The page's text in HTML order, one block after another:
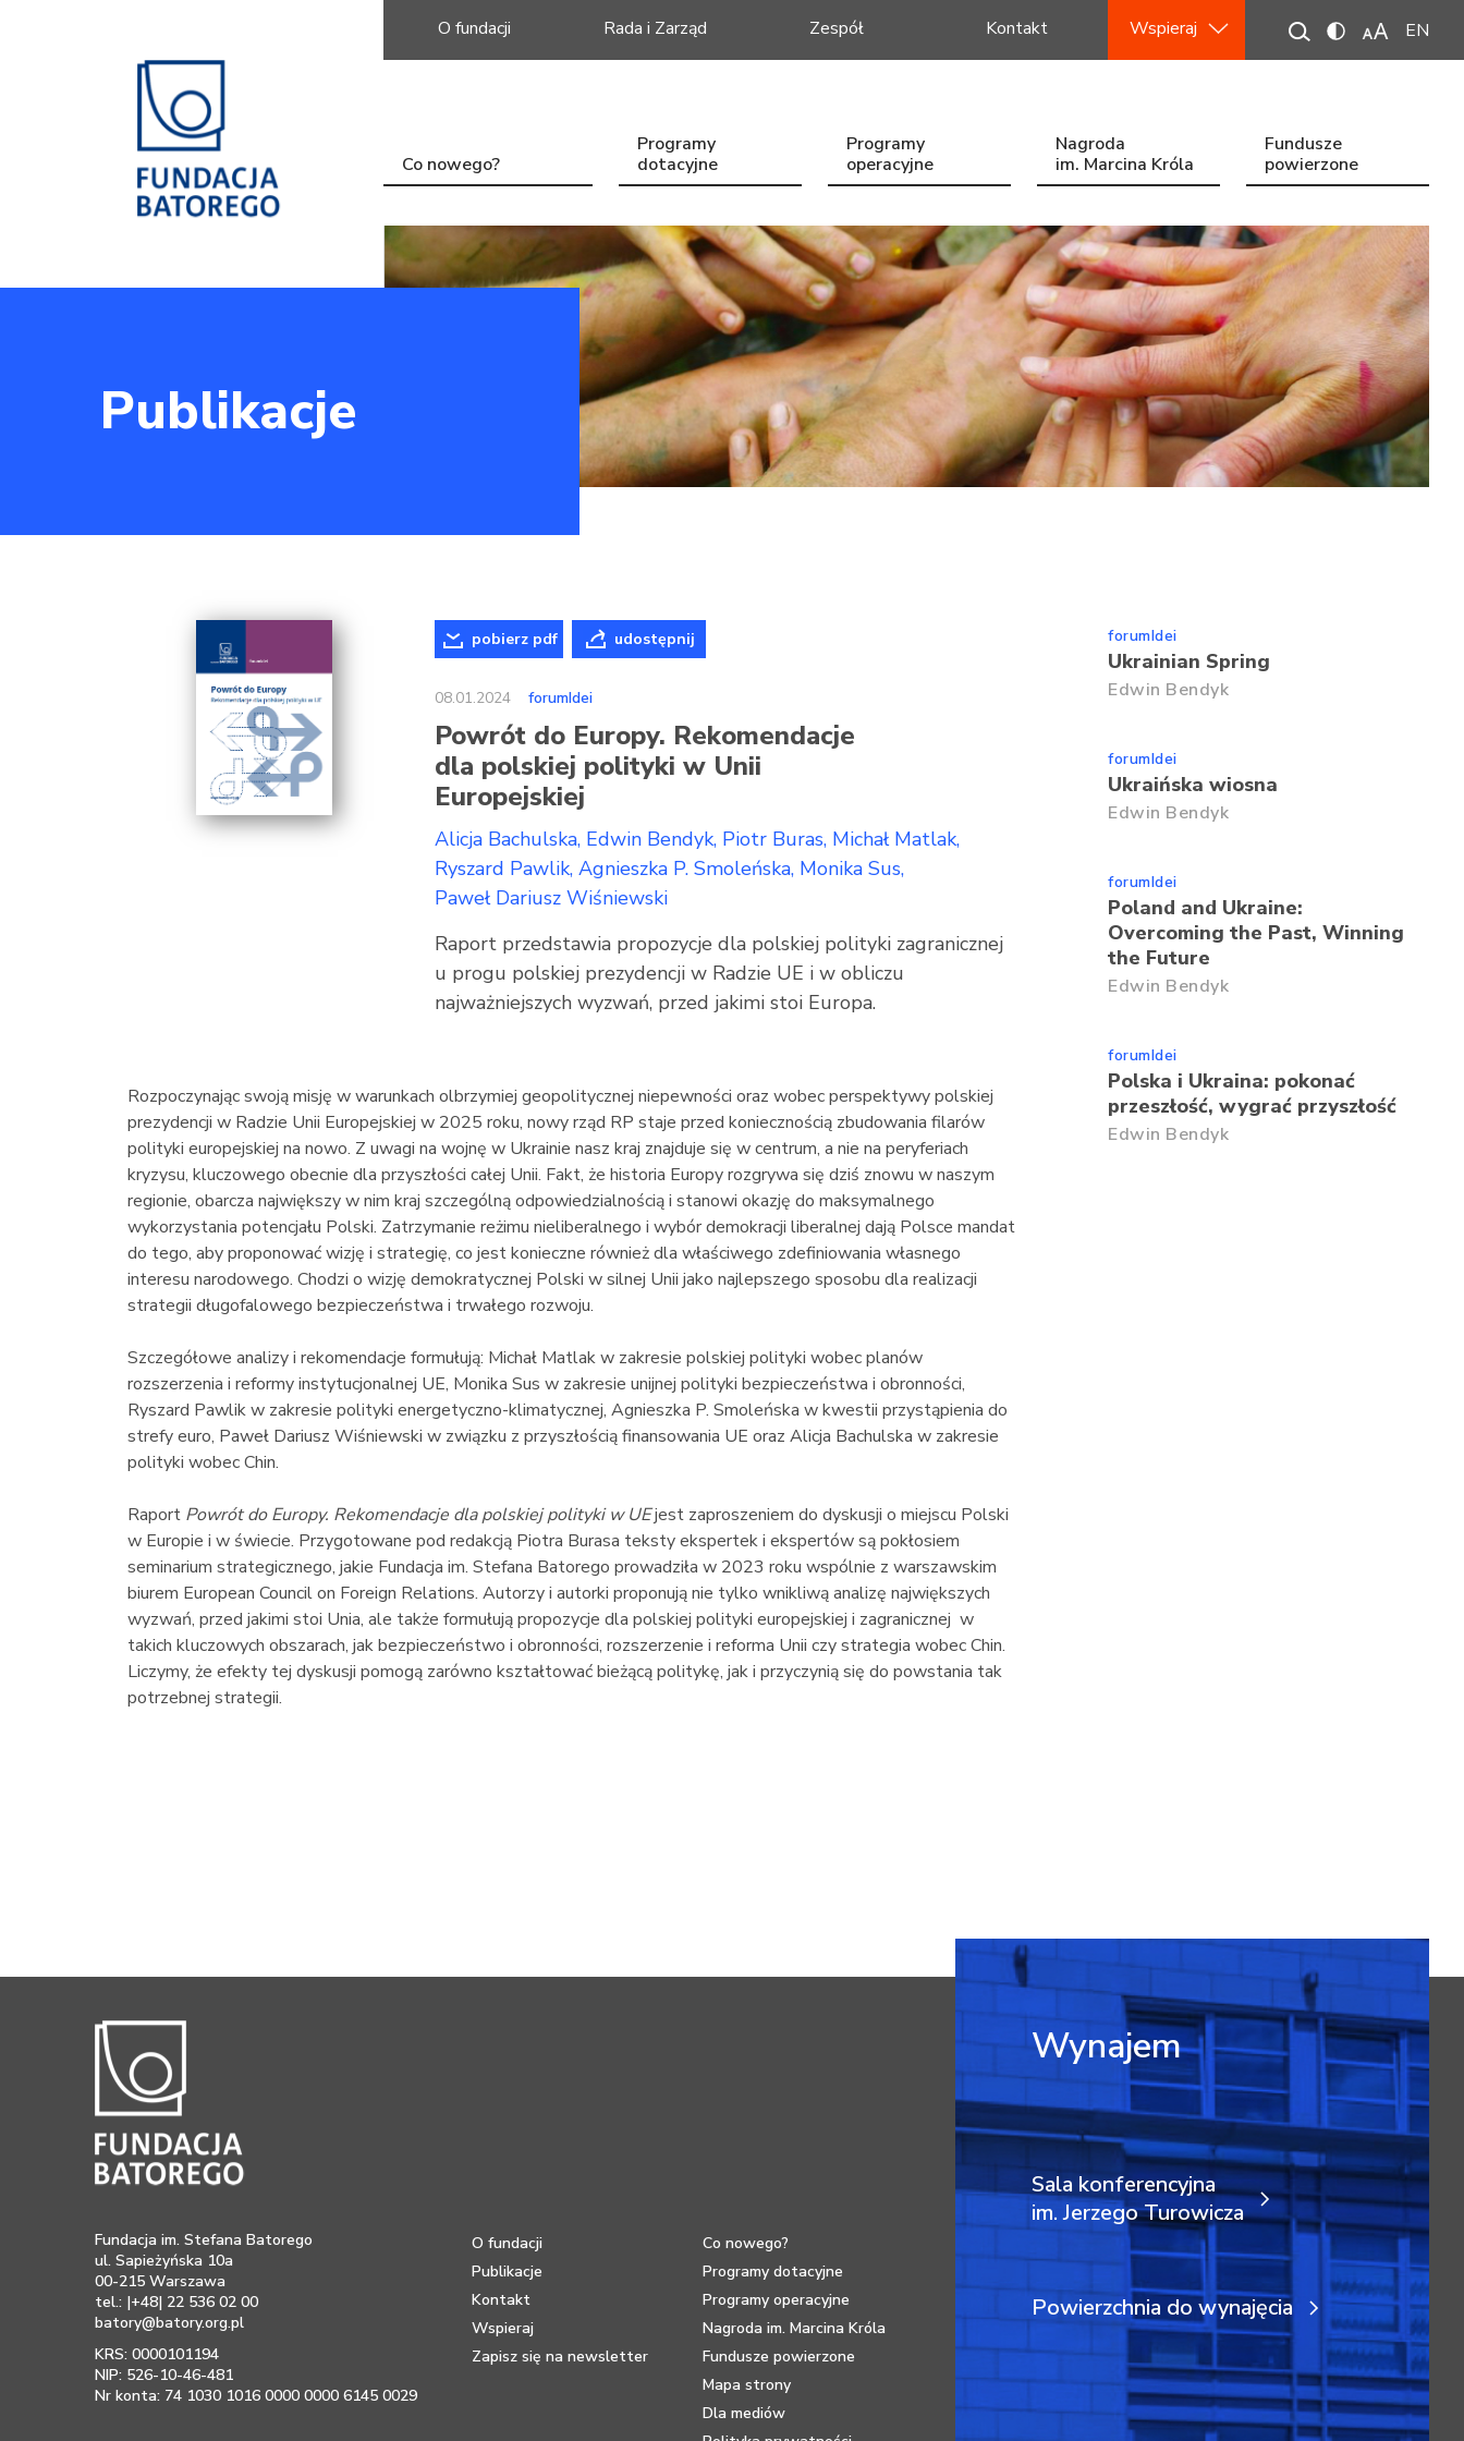
O fundacji Rada i Zarząd Zespół Kontakt Wspieraj EN
Co nowego?
Programy
dotacyjne
Programy
operacyjne
Nagroda
im. Marcina Króla
Fundusze
powierzone
Publikacje
pobierz pdf udostępnij
08.01.2024 forumIdei
Powrót do Europy. Rekomendacje
dla polskiej polityki w Unii
Europejskiej
Alicja Bachulska Edwin Bendyk Piotr Buras Michał Matlak
Ryszard Pawlik Agnieszka P. Smoleńska Monika Sus
Paweł Dariusz Wiśniewski
Raport przedstawia propozycje dla polskiej polityki zagranicznej
u progu polskiej prezydencji w Radzie UE i w obliczu
najważniejszych wyzwań, przed jakimi stoi Europa.
Rozpoczynając swoją misję w warunkach olbrzymiej geopolitycznej niepewności oraz wobec perspektywy polskiej
prezydencji w Radzie Unii Europejskiej w 2025 roku, nowy rząd RP staje przed koniecznością zbudowania filarów
polityki europejskiej na nowo. Z uwagi na wojnę w Ukrainie nasz kraj znajduje się w centrum, a nie na peryferiach
kryzysu, kluczowego obecnie dla przyszłości całej Unii. Fakt, że historia Europy rozgrywa się dziś znowu w naszym
regionie, obarcza największy w nim kraj szczególną odpowiedzialnością i stanowi okazję do maksymalnego
wykorzystania potencjału Polski. Zatrzymanie reżimu nieliberalnego i wybór demokracji liberalnej dają Polsce mandat
do tego, aby proponować wizję i strategię, co jest konieczne również dla właściwego zdefiniowania własnego
interesu narodowego. Chodzi o wizję demokratycznej Polski w silnej Unii jako najlepszego sposobu dla realizacji
strategii długofalowego bezpieczeństwa i trwałego rozwoju.
Szczegółowe analizy i rekomendacje formułują: Michał Matlak w zakresie polskiej polityki wobec planów
rozszerzenia i reformy instytucjonalnej UE, Monika Sus w zakresie unijnej polityki bezpieczeństwa i obronności,
Ryszard Pawlik w zakresie polityki energetyczno-klimatycznej, Agnieszka P. Smoleńska w kwestii przystąpienia do
strefy euro, Paweł Dariusz Wiśniewski w związku z przyszłością finansowania UE oraz Alicja Bachulska w zakresie
polityki wobec Chin.
Raport Powrót do Europy. Rekomendacje dla polskiej polityki w UEjest zaproszeniem do dyskusji o miejscu Polski
w Europie i w świecie. Przygotowane pod redakcją Piotra Burasa teksty ekspertek i ekspertów są pokłosiem
seminarium strategicznego, jakie Fundacja im. Stefana Batorego prowadziła w 2023 roku wspólnie z warszawskim
biurem European Council on Foreign Relations. Autorzy i autorki proponują nie tylko wnikliwą analizę największych
wyzwań, przed jakimi stoi Unia, ale także formułują propozycje dla polskiej polityki europejskiej i zagranicznej w
takich kluczowych obszarach, jak bezpieczeństwo i obronności, rozszerzenie i reforma Unii czy strategia wobec Chin.
Liczymy, że efekty tej dyskusji pomogą zarówno kształtować bieżącą politykę, jak i przyczynią się do powstania tak
potrzebnej strategii.
forumIdei
Ukrainian Spring
Edwin Bendyk
forumIdei
Ukraińska wiosna
Edwin Bendyk
forumIdei
Poland and Ukraine:
Overcoming the Past, Winning
the Future
Edwin Bendyk
forumIdei
Polska i Ukraina: pokonać
przeszłość, wygrać przyszłość
Edwin Bendyk
Fundacja im. Stefana Batorego
ul. Sapieżyńska 10a
00-215 Warszawa
tel.: |+48| 22 536 02 00
batory@batory.org.pl
KRS: 0000101194
NIP: 526-10-46-481
Nr konta: 74 1030 1016 0000 0000 6145 0029
O fundacji
Publikacje
Kontakt
Wspieraj
Zapisz się na newsletter
Co nowego?
Programy dotacyjne
Programy operacyjne
Nagroda im. Marcina Króla
Fundusze powierzone
Mapa strony
Dla mediów
Wynajem
Sala konferencyjna
im. Jerzego Turowicza
Powierzchnia do wynajęcia